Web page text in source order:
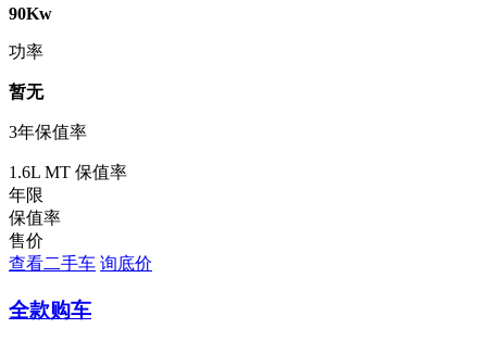
90Kw
功率
暂无
3年保值率
1.6L MT 保值率
年限
保值率
售价
查看二手车 询底价
全款购车